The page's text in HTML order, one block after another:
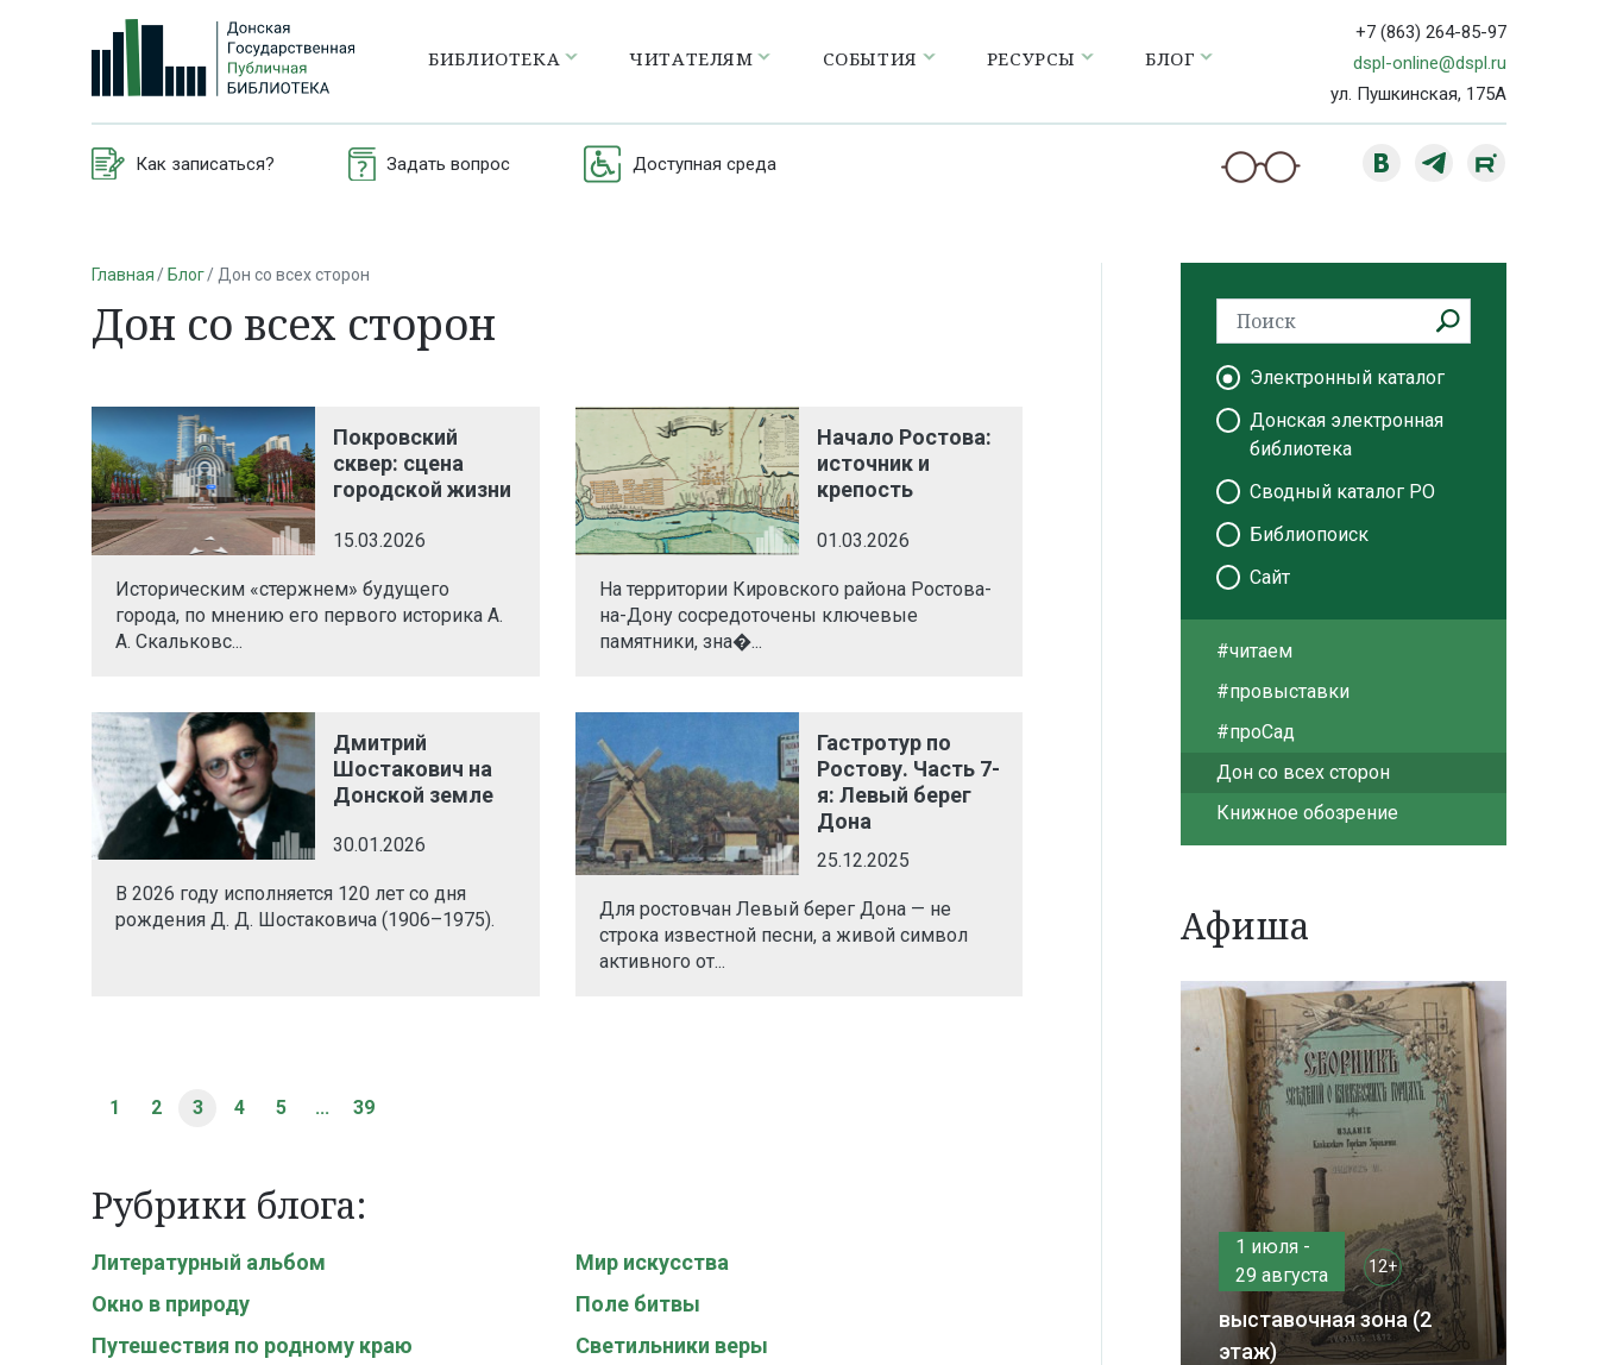
БИБЛИОТЕКА ЧИТАТЕЛЯМ СОБЫТИЯ РЕСУРСЫ БЛОГ
+7 (863) 264-85-97
dspl-online@dspl.ru
ул. Пушкинская, 175А
Как записаться? Задать вопрос Доступная среда
Главная Блог Дон со всех сторон
Дон со всех сторон
Покровский
сквер: сцена
городской жизни
15.03.2026
Историческим «стержнем» будущего
города, по мнению его первого историка А.
А. Скальковс...
Начало Ростова:
источник и
крепость
01.03.2026
На территории Кировского района Ростова-
на-Дону сосредоточены ключевые
памятники, зна�...
Дмитрий
Шостакович на
Донской земле
30.01.2026
В 2026 году исполняется 120 лет со дня
рождения Д. Д. Шостаковича (1906–1975).
Гастротур по
Ростову. Часть 7-
я: Левый берег
Дона
25.12.2025
Для ростовчан Левый берег Дона — не
строка известной песни, а живой символ
активного от...
1 2 3 4 5 ... 39
Рубрики блога:
Литературный альбом
Мир искусства
Окно в природу
Поле битвы
Путешествия по родному краю
Светильники веры
Электронный каталог
Донская электронная
библиотека
Сводный каталог РО
Библиопоиск
Сайт
#читаем
#провыставки
#проСад
Дон со всех сторон
Книжное обозрение
Афиша
1 июля -
29 августа
12+
выставочная зона (2
этаж)